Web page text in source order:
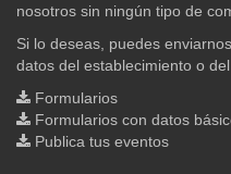
nosotros sin ningún tipo de
Si lo deseas, puedes
datos del establecimiento o
Formularios
Formularios con datos
Publica tus eventos